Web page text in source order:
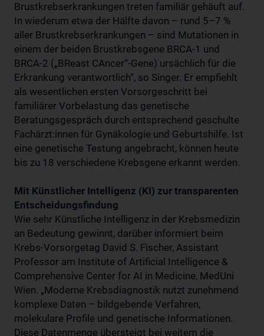
Brustkrebserkrankungen treten familiär gehäuft auf.
In wiederum etwa der Hälfte davon – rund 5–7 %
aller Brustkrebserkrankungen – sind Mutationen in
einem der beiden Brustkrebsgene BRCA-1 und
BRCA-2 („BReast CAncer“-Gene) ursächlich für die
Erkrankung verantwortlich“, so Singer. Er empfiehlt
als wesentlichen ersten Vorsorgeschritt bei
familiärer Vorbelastung das genetische
Beratungsgespräch durch entsprechend geschulte
Fachärzt:innen für Gynäkologie und Geburtshilfe. Ist
eine genetische Testung angebracht, können heute
bis zu 18 verschiedene Krebsgene erkannt werden.
Mit Künstlicher Intelligenz (KI) zur transparenten
Entscheidungsfindung
Wie sehr Künstliche Intelligenz in der Krebsmedizin
an Bedeutung gewinnt, darüber informiert beim
Krebs-Vorsorgetag David S. Fischer, Assistant
Professor am Institute of Artificial Intelligence &
Comprehensive Center for AI in Medicine, MedUni
Wien. „Moderne Krebsdiagnostik nutzt zunehmend
komplexe Daten – bildgebende Verfahren,
molekulare Profile und genetische Informationen.
Diese Datenmenge übersteigt bei weitem die